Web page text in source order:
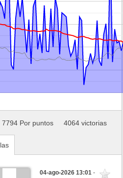
7794 Por puntos 4064 victorias
04-ago-2026 13:01-